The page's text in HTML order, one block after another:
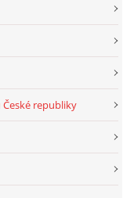
republiky